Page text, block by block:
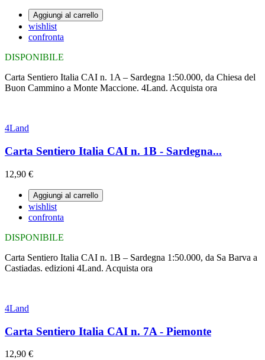
Aggiungi al carrello
wishlist
confronta
DISPONIBILE
Carta Sentiero Italia CAI n. 1A – Sardegna 1:50.000, da Chiesa del
Buon Cammino a Monte Maccione. 4Land. Acquista ora
4Land
Carta Sentiero Italia CAI n. 1B - Sardegna...
12,90 €
Aggiungi al carrello
wishlist
confronta
DISPONIBILE
Carta Sentiero Italia CAI n. 1B – Sardegna 1:50.000, da Sa Barva a
Castiadas. edizioni 4Land. Acquista ora
4Land
Carta Sentiero Italia CAI n. 7A - Piemonte
12,90 €